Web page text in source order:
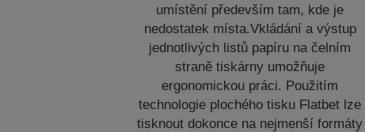
umístění především tam, kde je
nedostatek místa.Vkládání a výstup
jednotlivých listů papíru na čelním
straně tiskárny umožňuje
ergonomickou práci. Použitím
technologie plochého tisku Flatbet lze
tisknout dokonce na nejmenší formáty